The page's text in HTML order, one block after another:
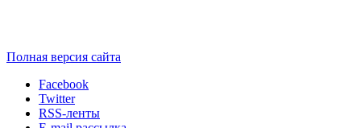
Полная версия сайта
Facebook
Twitter
RSS-ленты